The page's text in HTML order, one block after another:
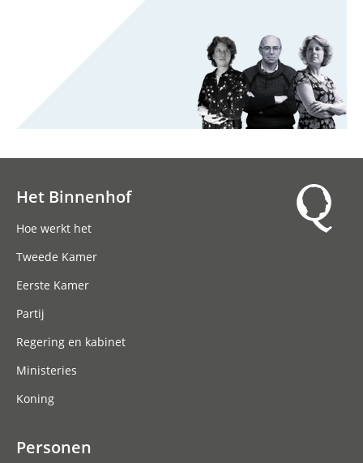
Het Binnenhof
Hoe werkt het
Tweede Kamer
Eerste Kamer
Partij
Regering en kabinet
Ministeries
Koning
Personen